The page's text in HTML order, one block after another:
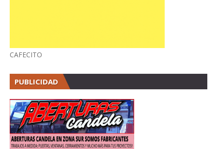
CAFECITO
PUBLICIDAD